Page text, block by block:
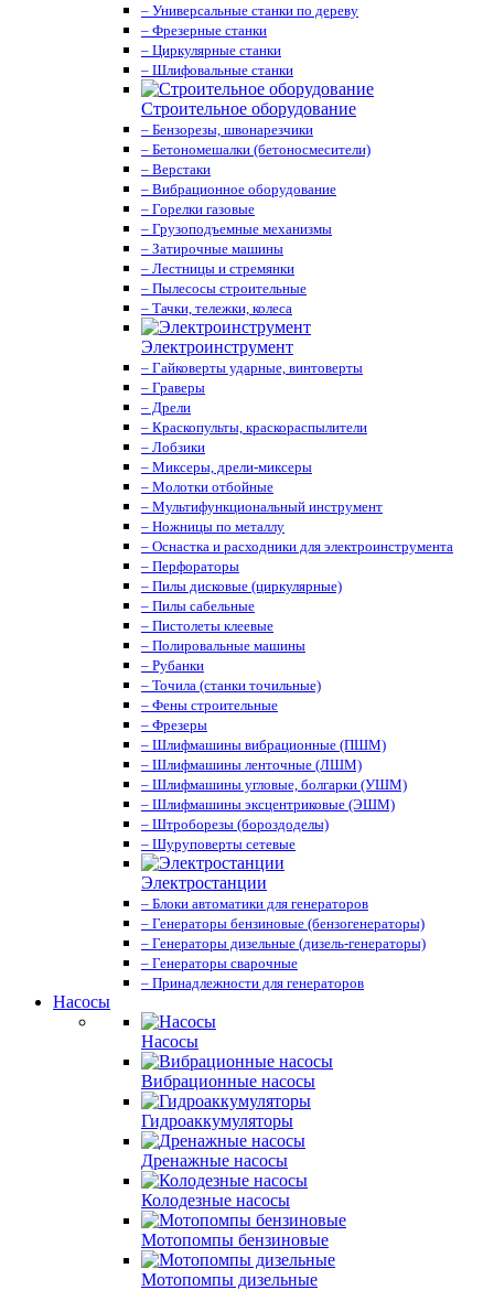
– Универсальные станки по дереву
– Фрезерные станки
– Циркулярные станки
– Шлифовальные станки
Строительное оборудование
– Бензорезы, швонарезчики
– Бетономешалки (бетоносмесители)
– Верстаки
– Вибрационное оборудование
– Горелки газовые
– Грузоподъемные механизмы
– Затирочные машины
– Лестницы и стремянки
– Пылесосы строительные
– Тачки, тележки, колеса
Электроинструмент
– Гайковерты ударные, винтоверты
– Граверы
– Дрели
– Краскопульты, краскораспылители
– Лобзики
– Миксеры, дрели-миксеры
– Молотки отбойные
– Мультифункциональный инструмент
– Ножницы по металлу
– Оснастка и расходники для электроинструмента
– Перфораторы
– Пилы дисковые (циркулярные)
– Пилы сабельные
– Пистолеты клеевые
– Полировальные машины
– Рубанки
– Точила (станки точильные)
– Фены строительные
– Фрезеры
– Шлифмашины вибрационные (ПШМ)
– Шлифмашины ленточные (ЛШМ)
– Шлифмашины угловые, болгарки (УШМ)
– Шлифмашины эксцентриковые (ЭШМ)
– Штроборезы (бороздоделы)
– Шуруповерты сетевые
Электростанции
– Блоки автоматики для генераторов
– Генераторы бензиновые (бензогенераторы)
– Генераторы дизельные (дизель-генераторы)
– Генераторы сварочные
– Принадлежности для генераторов
Насосы
Насосы
Вибрационные насосы
Гидроаккумуляторы
Дренажные насосы
Колодезные насосы
Мотопомпы бензиновые
Мотопомпы дизельные